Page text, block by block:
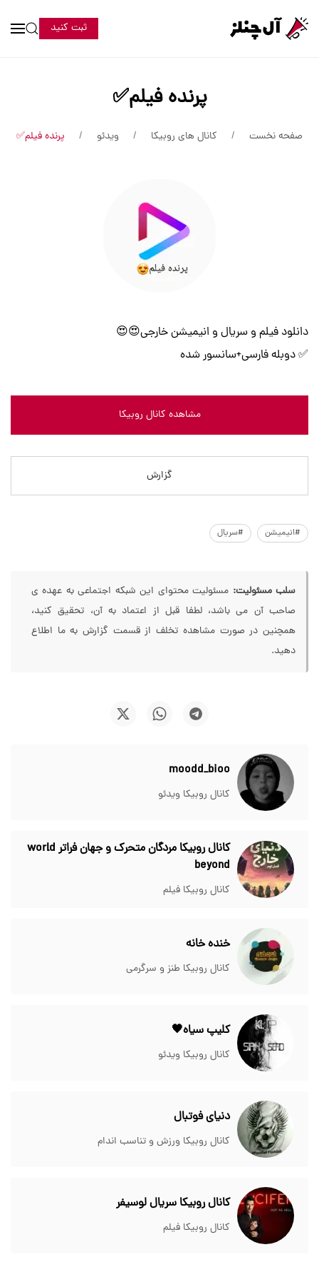
ثبت کنید
پرنده فیلم✅
صفحه نخست کانال های روبیکا ویدئو پرنده فیلم✅
دانلود فیلم و سریال و انیمیشن خارجی😍😍
✅ دوبله فارسی+سانسور شده
مشاهده کانال روبیکا
گزارش
#انیمیشن #سریال
سلب مسئولیت: مسئولیت محتوای این شبکه اجتماعی به عهده ی
صاحب آن می باشد، لطفا قبل از اعتماد به آن، تحقیق کنید،
همچنین در صورت مشاهده تخلف از قسمت گزارش به ما اطلاع
دهید.
moodd_bioo
کانال روبیکا ویدئو
کانال روبیکا مردگان متحرک و جهان فراتر world
beyond
کانال روبیکا فیلم
خنده خانه
کانال روبیکا طنز و سرگرمی
کلیپ سیاه🖤
کانال روبیکا ویدئو
دنیای فوتبال
کانال روبیکا ورزش و تناسب اندام
کانال روبیکا سریال لوسیفر
کانال روبیکا فیلم